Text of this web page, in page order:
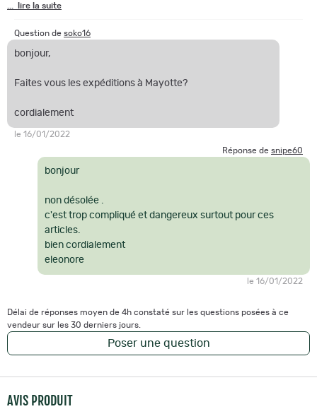
... lire la suite
Question de soko16
bonjour,
Faites vous les expéditions à Mayotte?
cordialement
le 16/01/2022
Réponse de snipe60
bonjour
non désolée .
c'est trop compliqué et dangereux surtout pour ces
articles.
bien cordialement
eleonore
le 16/01/2022
Délai de réponses moyen de 4h constaté sur les questions posées à ce
vendeur sur les 30 derniers jours.
Poser une question
AVIS PRODUIT